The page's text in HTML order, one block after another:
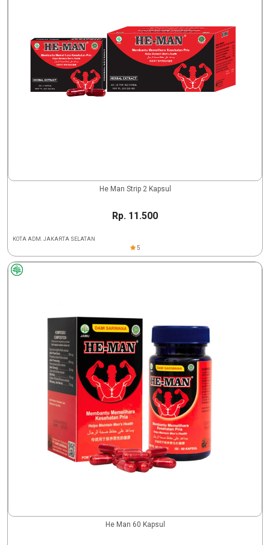
He Man Strip 2 Kapsul
Rp. 11.500
KOTA ADM. JAKARTA SELATAN
5
He Man 60 Kapsul